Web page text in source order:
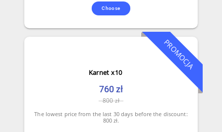
Choose
PROMOCJA
Karnet x10
760 zł
800 zł
The lowest price from the last 30 days before the discount:
800 zł.